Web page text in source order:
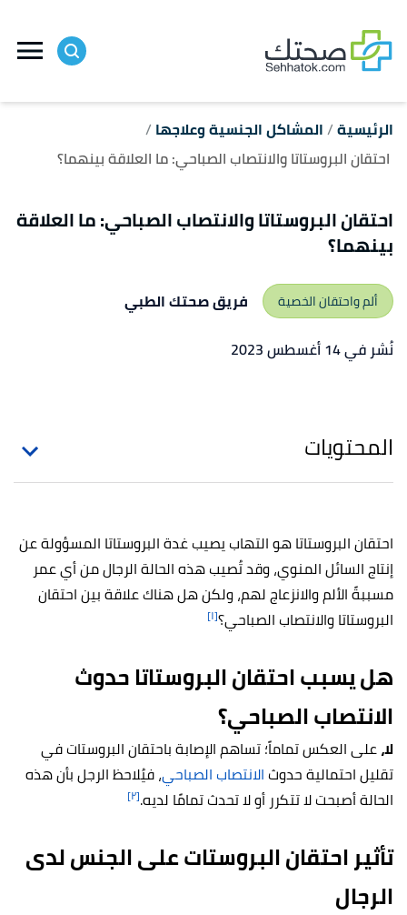
الرئيسية المشاكل الجنسية وعلاجها
احتقان البروستاتا والانتصاب الصباحي: ما العلاقة بينهما؟
احتقان البروستاتا والانتصاب الصباحي: ما العلاقة
بينهما؟
ألم واحتقان الخصية
فريق صحتك الطبي
نُشر في 14 أغسطس 2023
المحتويات
احتقان البروستاتا هو التهاب يصيب غدة البروستاتا المسؤولة عن
إنتاج السائل المنوي، وقد تُصيب هذه الحالة الرجال من أي عمر
مسببةً الألم والانزعاج لهم، ولكن هل هناك علاقة بين احتقان
البروستاتا والانتصاب الصباحي؟[١]
هل يسبب احتقان البروستاتا حدوث
الانتصاب الصباحي؟
لا،على العكس تماماً؛ تساهم الإصابة باحتقان البروستات في
تقليل احتمالية حدوثالانتصاب الصباحي، فيُلاحظ الرجل بأن هذه
الحالة أصبحت لا تتكرر أو لا تحدث تمامًا لديه.[٢]
تأثير احتقان البروستات على الجنس لدى
الرجال